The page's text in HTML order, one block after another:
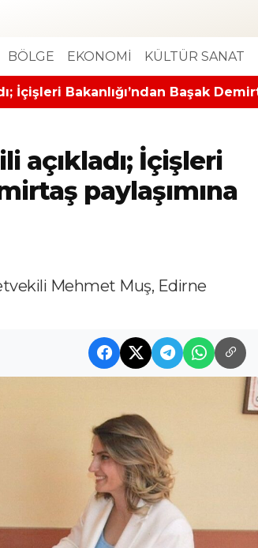
BÖLGE EKONOMİ KÜLTÜR SANAT
İçişleri Bakanlığı’ndan Başak
açıkladı; İçişleri
paylaşımına
Mehmet Muş, Edirne